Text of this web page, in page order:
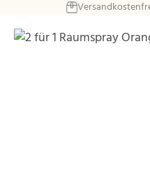
Zum Hauptinhalt springen
Bildergalerie